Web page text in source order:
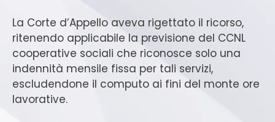
La Corte d’Appello aveva rigettato il ricorso,
ritenendo applicabile la previsione del CCNL
cooperative sociali che riconosce solo una
indennità mensile fissa per tali servizi,
escludendone il computo ai fini del monte ore
lavorative.